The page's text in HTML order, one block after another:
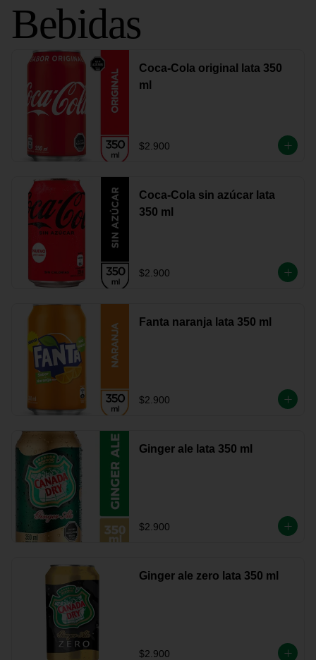
Bebidas
Coca-Cola original lata 350
ml
$2.900
Coca-Cola sin azúcar lata
350 ml
$2.900
Fanta naranja lata 350 ml
$2.900
Ginger ale lata 350 ml
$2.900
Ginger ale zero lata 350 ml
$2.900